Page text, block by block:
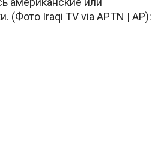
(Фото Iraqi TV via APTN | AP):